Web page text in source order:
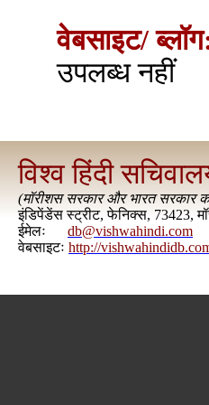
वेबसाइट/
उपलब्ध नहीं
विश्व हिंदी
(मॉरीशस सरकार और भारत सरकार की
इंडिपेंडेंस स्ट्रीट, फेनिक्स, 73423,
ईमेलः
db@vishwahindi.com
वेबसाइटः http://